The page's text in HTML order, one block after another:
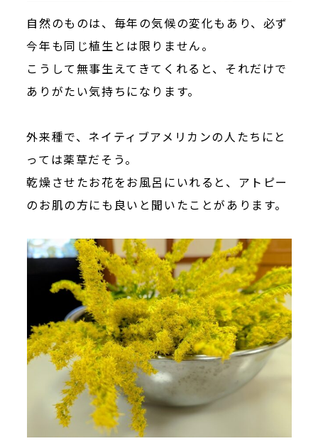
自然のものは、毎年の気候の変化もあり、必ず
今年も同じ植生とは限りません。
こうして無事生えてきてくれると、それだけで
ありがたい気持ちになります。
外来種で、ネイティブアメリカンの人たちにと
っては薬草だそう。
乾燥させたお花をお風呂にいれると、アトピー
のお肌の方にも良いと聞いたことがあります。